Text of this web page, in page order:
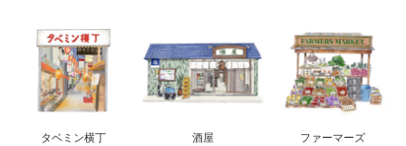
タベミン横丁 酒屋
ファーマーズ